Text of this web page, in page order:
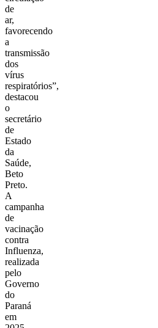
de
ar,
favorecendo
a
transmissão
dos
vírus
respiratórios”,
destacou
o
secretário
de
Estado
da
Saúde,
Beto
Preto.
A
campanha
de
vacinação
contra
Influenza,
realizada
pelo
Governo
do
Paraná
em